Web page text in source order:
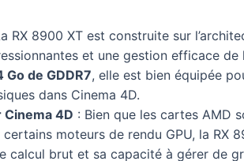
RX 8900 XT est construite sur
et une gestion efficace de
Go de GDDR7, elle est bien équipée
dans Cinema 4D.
4D : Bien que les cartes AMD
moteurs de rendu GPU, la RX
calcul brut et sa capacité à gérer de